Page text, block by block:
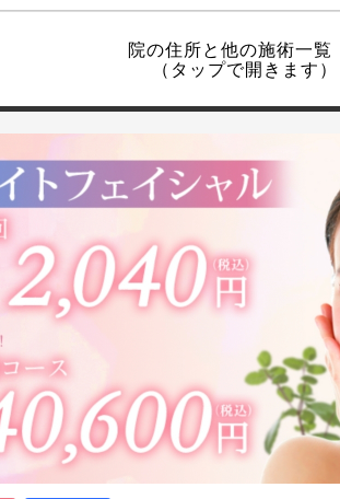
院の住所と他の施術一覧
（タップで開きます）